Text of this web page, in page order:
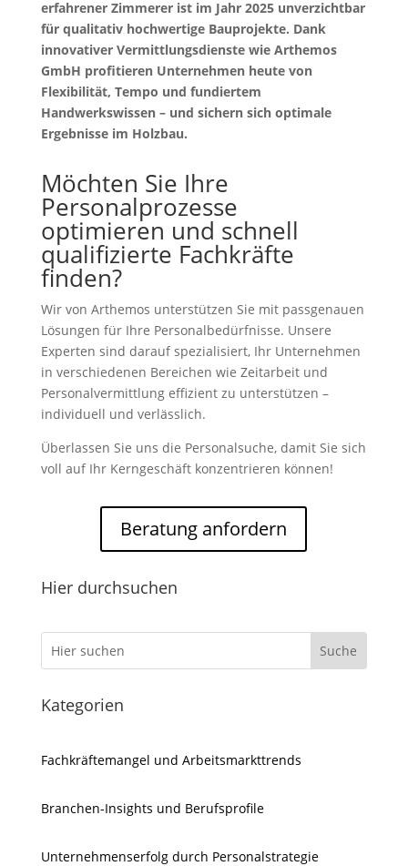
erfahrener Zimmerer ist im Jahr 2025 unverzichtbar
für qualitativ hochwertige Bauprojekte. Dank
innovativer Vermittlungsdienste wie Arthemos
GmbH profitieren Unternehmen heute von
Flexibilität, Tempo und fundiertem
Handwerkswissen – und sichern sich optimale
Ergebnisse im Holzbau.
Möchten Sie Ihre
Personalprozesse
optimieren und schnell
qualifizierte Fachkräfte
finden?
Wir von Arthemos unterstützen Sie mit passgenauen
Lösungen für Ihre Personalbedürfnisse. Unsere
Experten sind darauf spezialisiert, Ihr Unternehmen
in verschiedenen Bereichen wie Zeitarbeit und
Personalvermittlung effizient zu unterstützen –
individuell und verlässlich.
Überlassen Sie uns die Personalsuche, damit Sie sich
voll auf Ihr Kerngeschäft konzentrieren können!
Beratung anfordern
Hier durchsuchen
Kategorien
Fachkräftemangel und Arbeitsmarkttrends
Branchen-Insights und Berufsprofile
Unternehmenserfolg durch Personalstrategie